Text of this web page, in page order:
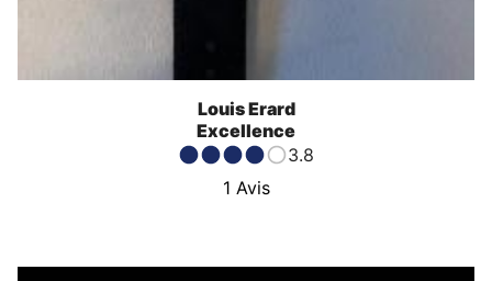
Louis Erard
Excellence
3.8
1 Avis